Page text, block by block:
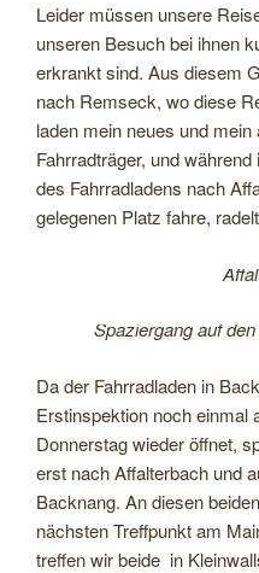
Leider müssen unsere
unseren Besuch bei ihnen
erkrankt sind. Aus diesem
nach Remseck, wo diese
laden mein neues und
Fahrradträger, und
des Fahrradladens nach
gelegenen Platz fahre,
Spaziergang auf
Da der Fahrradladen in
Erstinspektion noch einmal
Donnerstag wieder öffnet,
erst nach Affalterbach und
Backnang. An diesen
nächsten Treffpunkt am
treffen wir beide in